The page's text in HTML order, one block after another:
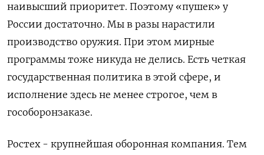
наивысший приоритет. Поэтому «пушек» у
России достаточно. Мы в разы нарастили
производство оружия. При этом мирные
программы тоже никуда не делись. Есть четкая
государственная политика в этой сфере, и
исполнение здесь не менее строгое, чем в
гособоронзаказе.
Ростех - крупнейшая оборонная компания. Тем